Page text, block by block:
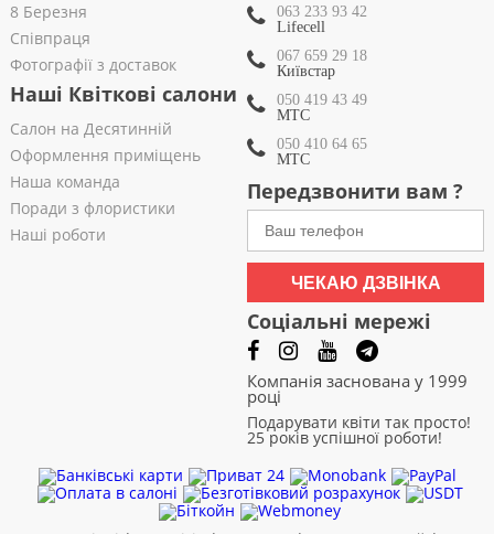
8 Березня
Співпраця
Фотографії з доставок
Наші Квіткові салони
Салон на Десятинній
Оформлення приміщень
Наша команда
Поради з флористики
Наші роботи
063 233 93 42
Lifecell
067 659 29 18
Київстар
050 419 43 49
МТС
050 410 64 65
МТС
Передзвонити вам ?
ЧЕКАЮ ДЗВІНКА
Соціальні мережі
Компанія заснована у 1999
році
Подарувати квіти так просто!
25 років успішної роботи!